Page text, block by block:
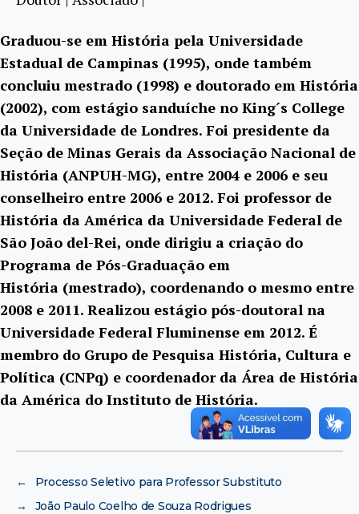
Graduou-se em História pela Universidade
Estadual de Campinas (1995), onde também
concluiu mestrado (1998) e doutorado em História
(2002), com estágio sanduíche no King´s College
da Universidade de Londres. Foi presidente da
Seção de Minas Gerais da Associação Nacional de
História (ANPUH-MG), entre 2004 e 2006 e seu
conselheiro entre 2006 e 2012. Foi professor de
História da América da Universidade Federal de
São João del-Rei, onde dirigiu a criação do
Programa de Pós-Graduação em
História (mestrado), coordenando o mesmo entre
2008 e 2011. Realizou estágio pós-doutoral na
Universidade Federal Fluminense em 2012. É
membro do Grupo de Pesquisa História, Cultura e
Política (CNPq) e coordenador da Área de História
da América do Instituto de História.
←
Processo Seletivo para Professor Substituto
→
João Paulo Coelho de Souza Rodrigues